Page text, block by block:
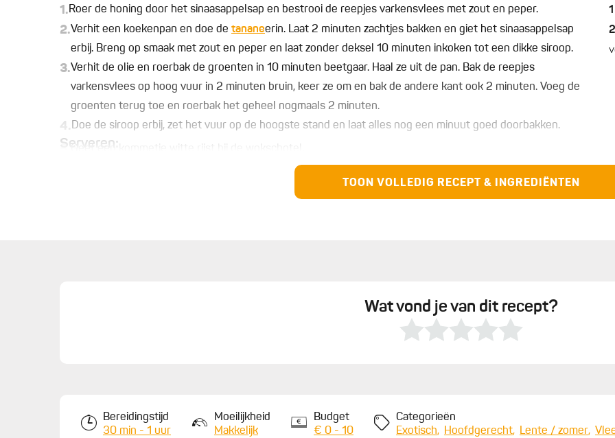
1
1.Roer de honing door het sinaasappelsap en bestrooi de reepjes varkensvlees met zout en peper.
2.Verhit een koekenpan en doe de tananeerin. Laat 2 minuten zachtjes bakken en giet het sinaasappelsap
erbij. Breng op smaak met zout en peper en laat zonder deksel 10 minuten inkoken tot een dikke siroop.
3.Verhit de olie en roerbak de groenten in 10 minuten beetgaar. Haal ze uit de pan. Bak de reepjes
varkensvlees op hoog vuur in 2 minuten bruin, keer ze om en bak de andere kant ook 2 minuten. Voeg de
groenten terug toe en roerbak het geheel nogmaals 2 minuten.
4. Doe de siroop erbij, zet het vuur op de hoogste stand en laat alles nog een minuut goed doorbakken.
Serveren:
TOON VOLLEDIG RECEPT & INGREDIËNTEN
Wat vond je van dit recept?
Bereidingstijd
30 min - 1 uur
Moeilijkheid
Makkelijk
Budget
€ 0 - 10
Categorieën
Exotisch
Hoofdgerecht Lente / zomer